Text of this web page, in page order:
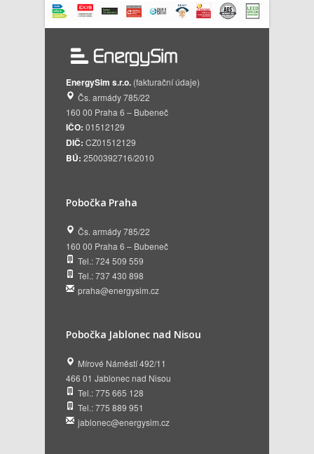
EnergySim s.r.o. (fakturační údaje)
Čs. armády 785/22
160 00 Praha 6 – Bubeneč
IČO: 01512129
DIČ: CZ01512129
BÚ: 2500392716/2010
Pobočka Praha
Čs. armády 785/22
160 00 Praha 6 – Bubeneč
Tel.: 724 509 559
Tel.: 737 430 898
praha@energysim.cz
Pobočka Jablonec nad Nisou
Mírové Náměstí 492/11
466 01 Jablonec nad Nisou
Tel.: 775 665 128
Tel.: 775 889 951
jablonec@energysim.cz